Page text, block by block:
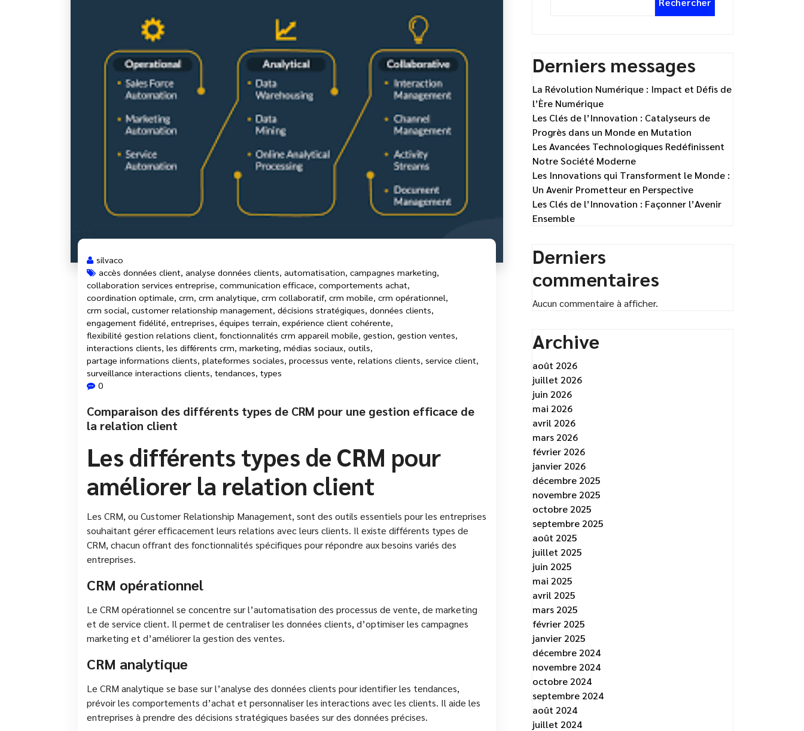
silvaco
accès données client, analyse données clients, automatisation, campagnes marketing,
collaboration services entreprise, communication efficace, comportements achat,
coordination optimale, crm, crm analytique, crm collaboratif, crm mobile, crm opérationnel,
crm social, customer relationship management, décisions stratégiques, données clients,
engagement fidélité, entreprises, équipes terrain, expérience client cohérente,
flexibilité gestion relations client, fonctionnalités crm appareil mobile, gestion, gestion ventes,
interactions clients, les différents crm, marketing, médias sociaux, outils,
partage informations clients, plateformes sociales, processus vente, relations clients, service client,
surveillance interactions clients, tendances, types
0
Comparaison des différents types de CRM pour une gestion efficace de
la relation client
Les différents types de CRM pour
améliorer la relation client
Les CRM, ou Customer Relationship Management, sont des outils essentiels pour les entreprises
souhaitant gérer efficacement leurs relations avec leurs clients. Il existe différents types de
CRM, chacun offrant des fonctionnalités spécifiques pour répondre aux besoins variés des
entreprises.
CRM opérationnel
Le CRM opérationnel se concentre sur l’automatisation des processus de vente, de marketing
et de service client. Il permet de centraliser les données clients, d’optimiser les campagnes
marketing et d’améliorer la gestion des ventes.
CRM analytique
Le CRM analytique se base sur l’analyse des données clients pour identifier les tendances,
prévoir les comportements d’achat et personnaliser les interactions avec les clients. Il aide les
entreprises à prendre des décisions stratégiques basées sur des données précises.
Derniers messages
La Révolution Numérique : Impact et Défis de
l’Ère Numérique
Les Clés de l’Innovation : Catalyseurs de
Progrès dans un Monde en Mutation
Les Avancées Technologiques Redéfinissent
Notre Société Moderne
Les Innovations qui Transforment le Monde :
Un Avenir Prometteur en Perspective
Les Clés de l’Innovation : Façonner l’Avenir
Ensemble
Derniers
commentaires
Aucun commentaire à afficher.
Archive
août 2026
juillet 2026
juin 2026
mai 2026
avril 2026
mars 2026
février 2026
janvier 2026
décembre 2025
novembre 2025
octobre 2025
septembre 2025
août 2025
juillet 2025
juin 2025
mai 2025
avril 2025
mars 2025
février 2025
janvier 2025
décembre 2024
novembre 2024
octobre 2024
septembre 2024
août 2024
juillet 2024